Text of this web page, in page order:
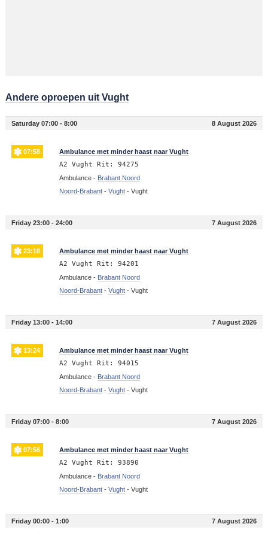
Andere oproepen uit Vught
Saturday 07:00 - 8:00 8 August 2026
07:58 Ambulance met minder haast naar Vught
A2 Vught Rit: 94275
Ambulance - Brabant Noord
Noord-Brabant- Vught- Vught
Friday 23:00 - 24:00 7 August 2026
23:18 Ambulance met minder haast naar Vught
A2 Vught Rit: 94201
Ambulance - Brabant Noord
Noord-Brabant- Vught- Vught
Friday 13:00 - 14:00 7 August 2026
13:24 Ambulance met minder haast naar Vught
A2 Vught Rit: 94015
Ambulance - Brabant Noord
Noord-Brabant- Vught- Vught
Friday 07:00 - 8:00 7 August 2026
07:56 Ambulance met minder haast naar Vught
A2 Vught Rit: 93890
Ambulance - Brabant Noord
Noord-Brabant- Vught- Vught
Friday 00:00 - 1:00 7 August 2026